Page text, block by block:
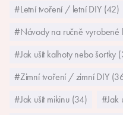
#Letní tvoření / letní DIY (42)
#Návody na ručně vyrobené
#Jak ušít kalhoty nebo šortky
#Zimní tvoření / zimní DIY
#Jak ušít mikinu (34)
#Jak